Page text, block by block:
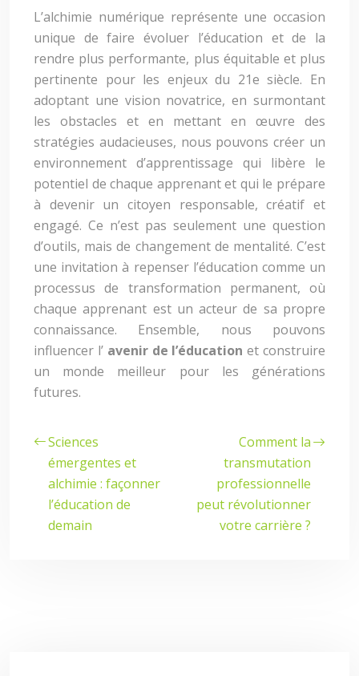
L’alchimie numérique représente une occasion
unique de faire évoluer l’éducation et de la
rendre plus performante, plus équitable et plus
pertinente pour les enjeux du 21e siècle. En
adoptant une vision novatrice, en surmontant
les obstacles et en mettant en œuvre des
stratégies audacieuses, nous pouvons créer un
environnement d’apprentissage qui libère le
potentiel de chaque apprenant et qui le prépare
à devenir un citoyen responsable, créatif et
engagé. Ce n’est pas seulement une question
d’outils, mais de changement de mentalité. C’est
une invitation à repenser l’éducation comme un
processus de transformation permanent, où
chaque apprenant est un acteur de sa propre
connaissance. Ensemble, nous pouvons
influencer l’ avenir de l’éducationet construire
un monde meilleur pour les générations
futures.
Sciences
émergentes et
alchimie : façonner
l’éducation de
demain
Comment la
transmutation
professionnelle
peut révolutionner
votre carrière ?